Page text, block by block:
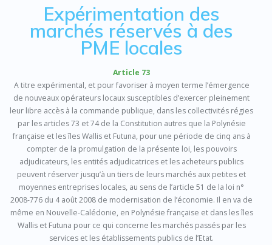
Expérimentation des
marchés réservés à des
PME locales
Article 73
A titre expérimental, et pour favoriser à moyen terme l’émergence
de nouveaux opérateurs locaux susceptibles d’exercer pleinement
leur libre accès à la commande publique, dans les collectivités régies
par les articles 73 et 74 de la Constitution autres que la Polynésie
française et les îles Wallis et Futuna, pour une période de cinq ans à
compter de la promulgation de la présente loi, les pouvoirs
adjudicateurs, les entités adjudicatrices et les acheteurs publics
peuvent réserver jusqu’à un tiers de leurs marchés aux petites et
moyennes entreprises locales, au sens de l’article 51 de la loi n°
2008-776 du 4 août 2008 de modernisation de l’économie. Il en va de
même en Nouvelle-Calédonie, en Polynésie française et dans les îles
Wallis et Futuna pour ce qui concerne les marchés passés par les
services et les établissements publics de l’Etat.